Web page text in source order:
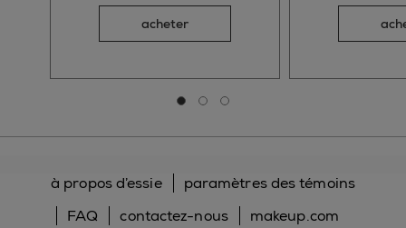
acheter
Aller à la diapositive 0
Aller à la diapositive 1
Aller à la diapositive 2
à propos d’essie
paramètres des témoins
FAQ
contactez-nous
makeup.com